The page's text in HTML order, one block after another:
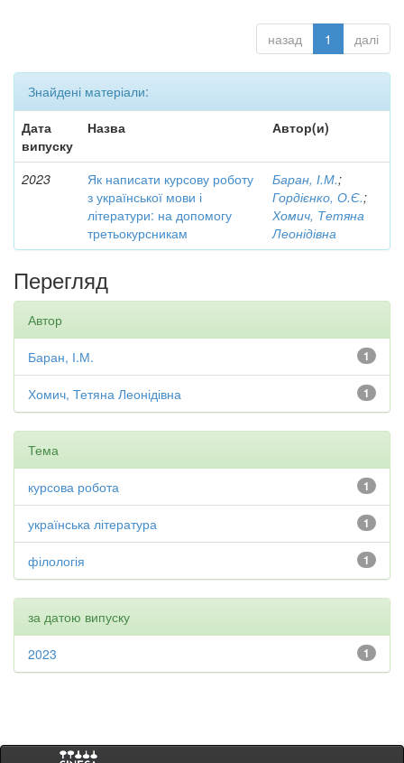
назад 1 далі
Знайдені матеріали:
Дата
випуску
Назва Автор(и)
2023
Як написати курсову роботу
з української мови і
літератури: на допомогу
третьокурсникам
Баран, І.М.;
Гордієнко, О.Є.;
Хомич, Тетяна
Леонідівна
Перегляд
Автор
1
Баран, І.М.
1
Хомич, Тетяна Леонідівна
Тема
1
курсова робота
1
українська література
1
філологія
за датою випуску
1
2023